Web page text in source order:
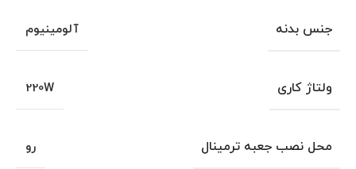
جنس بدنه آلومینیوم
ولتاژ کاری 220W
محل نصب جعبه ترمینال رو